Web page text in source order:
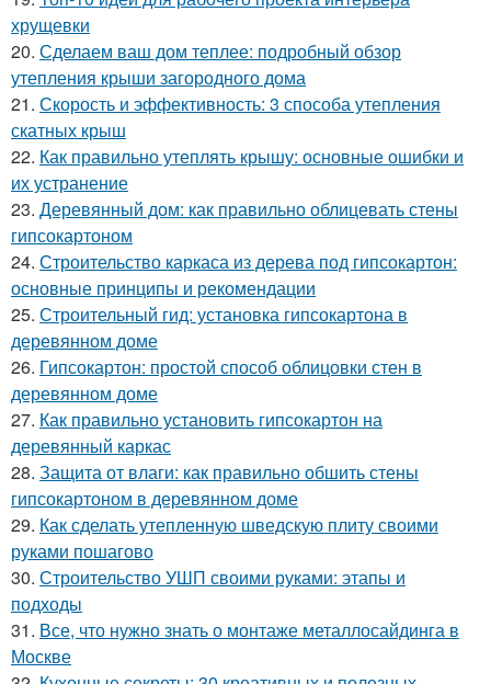
хрущевки
20. Сделаем ваш дом теплее: подробный обзор
утепления крыши загородного дома
21. Скорость и эффективность: 3 способа утепления
скатных крыш
22. Как правильно утеплять крышу: основные ошибки и
их устранение
23. Деревянный дом: как правильно облицевать стены
гипсокартоном
24. Строительство каркаса из дерева под гипсокартон:
основные принципы и рекомендации
25. Строительный гид: установка гипсокартона в
деревянном доме
26. Гипсокартон: простой способ облицовки стен в
деревянном доме
27. Как правильно установить гипсокартон на
деревянный каркас
28. Защита от влаги: как правильно обшить стены
гипсокартоном в деревянном доме
29. Как сделать утепленную шведскую плиту своими
руками пошагово
30. Строительство УШП своими руками: этапы и
подходы
31. Все, что нужно знать о монтаже металлосайдинга в
Москве